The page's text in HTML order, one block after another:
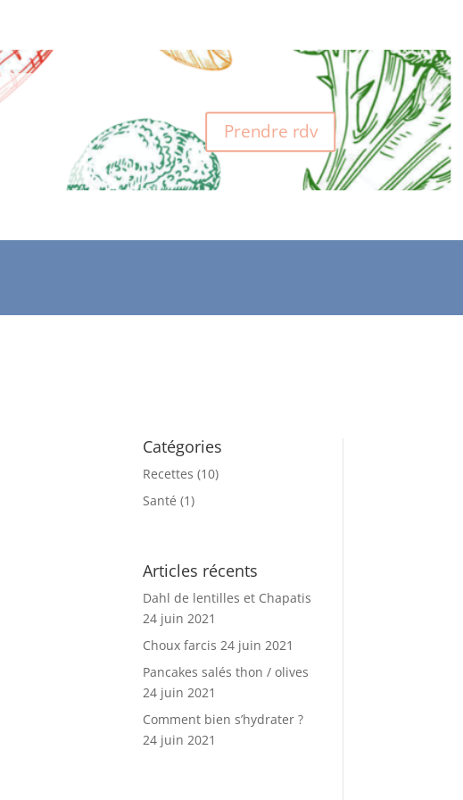
Prendre rdv
Catégories
Recettes (10)
Santé (1)
Articles récents
Dahl de lentilles et Chapatis
24 juin 2021
Choux farcis 24 juin 2021
Pancakes salés thon / olives
24 juin 2021
Comment bien s’hydrater ?
24 juin 2021